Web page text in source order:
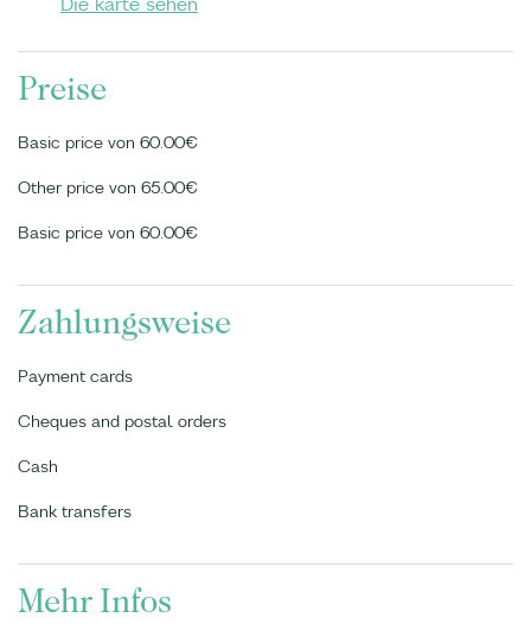
Preise
Basic price von 60.00€
Other price von 65.00€
Basic price von 60.00€
Zahlungsweise
Payment cards
Cheques and postal orders
Cash
Bank transfers
Mehr Infos